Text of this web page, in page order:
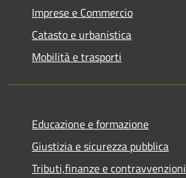
Imprese e Commercio
Catasto e urbanistica
Mobilità e trasporti
Educazione e formazione
Giustizia e sicurezza pubblica
Tributi,finanze e contravvenzioni